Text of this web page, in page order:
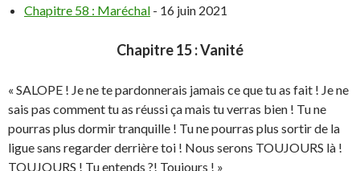
Chapitre 58 : Maréchal - 16 juin 2021
Chapitre 15 : Vanité
« SALOPE ! Je ne te pardonnerais jamais ce que tu as fait ! Je ne
sais pas comment tu as réussi ça mais tu verras bien ! Tu ne
pourras plus dormir tranquille ! Tu ne pourras plus sortir de la
ligue sans regarder derrière toi ! Nous serons TOUJOURS là !
TOUJOURS ! Tu entends ?! Toujours ! »